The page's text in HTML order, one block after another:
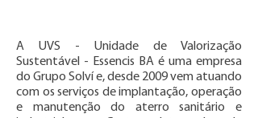
A UVS - Unidade de Valorização
Sustentável - Essencis BA é uma empresa
do Grupo Solví e, desde 2009 vem atuando
com os serviços de implantação, operação
e manutenção do aterro sanitário e